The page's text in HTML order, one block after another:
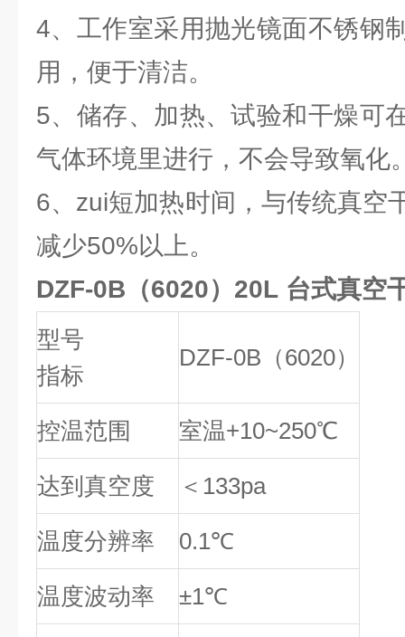
4、工作室采用抛光镜面不锈钢
用，便于清洁。
5、储存、加热、试验和干燥可
气体环境里进行，不会导致氧化
6、zui短加热时间，与传统真空
减少50%以上。
DZF-0B（6020）20L 台式真空
型号
指标
DZF-0B（6020）
控温范围 室温+10~250℃
达到真空度 ＜133pa
温度分辨率 0.1℃
温度波动率 ±1℃